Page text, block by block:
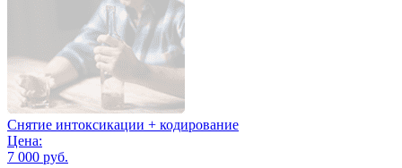
Снятие интоксикации + кодирование
Цена:
7 000 руб.